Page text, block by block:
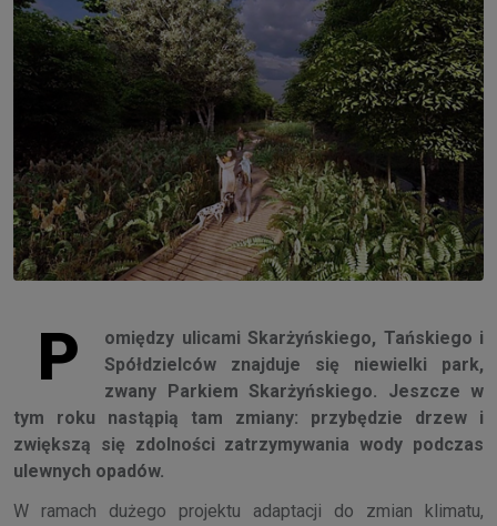
P
omiędzy ulicami Skarżyńskiego, Tańskiego i
Spółdzielców znajduje się niewielki park,
zwany Parkiem Skarżyńskiego. Jeszcze w
tym roku nastąpią tam zmiany: przybędzie drzew i
zwiększą się zdolności zatrzymywania wody podczas
ulewnych opadów.
W ramach dużego projektu adaptacji do zmian klimatu,